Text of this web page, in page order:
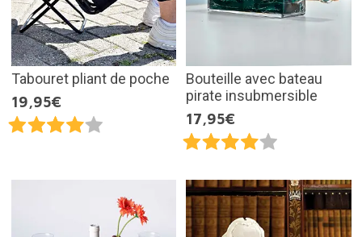
Tabouret pliant de poche
19,95€
Bouteille avec bateau
pirate insubmersible
17,95€